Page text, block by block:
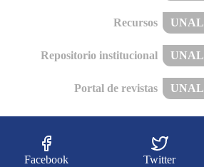
Recursos UNAL
Repositorio institucional UNAL
Portal de revistas UNAL
Facebook Twitter